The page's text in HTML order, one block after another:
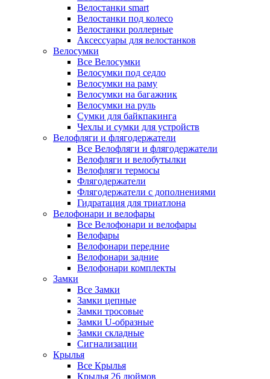
Велостанки smart
Велостанки под колесо
Велостанки роллерные
Аксессуары для велостанков
Велосумки
Все Велосумки
Велосумки под седло
Велосумки на раму
Велосумки на багажник
Велосумки на руль
Сумки для байкпакинга
Чехлы и сумки для устройств
Велофляги и флягодержатели
Все Велофляги и флягодержатели
Велофляги и велобутылки
Велофляги термосы
Флягодержатели
Флягодержатели с дополнениями
Гидратация для триатлона
Велофонари и велофары
Все Велофонари и велофары
Велофары
Велофонари передние
Велофонари задние
Велофонари комплекты
Замки
Все Замки
Замки цепные
Замки тросовые
Замки U-образные
Замки складные
Сигнализации
Крылья
Все Крылья
Крылья 26 дюймов